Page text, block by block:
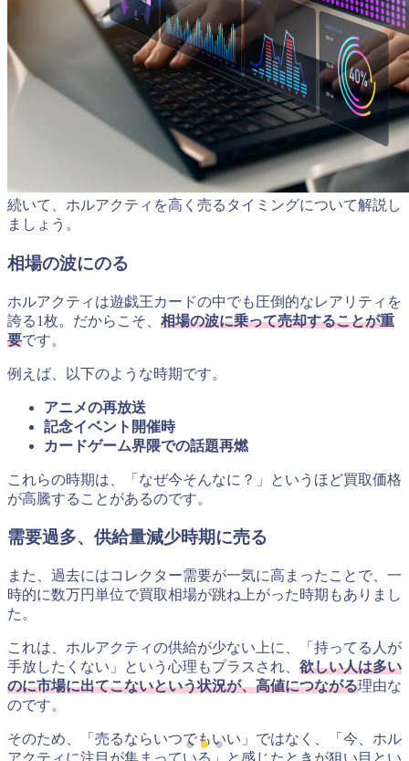
続いて、ホルアクティを高く売るタイミングについて解説し
ましょう。
相場の波にのる
ホルアクティは遊戯王カードの中でも圧倒的なレアリティを
誇る1枚。だからこそ、 相場の波に乗って売却することが重
要です。
例えば、以下のような時期です。
アニメの再放送
記念イベント開催時
カードゲーム界隈での話題再燃
これらの時期は、「なぜ今そんなに？」というほど買取価格
が高騰することがあるのです。
需要過多、供給量減少時期に売る
また、過去にはコレクター需要が一気に高まったことで、一
時的に数万円単位で買取相場が跳ね上がった時期もありまし
た。
これは、ホルアクティの供給が少ない上に、「持ってる人が
手放したくない」という心理もプラスされ、 欲しい人は多い
のに市場に出てこないという状況が、高値につながる理由な
のです。
そのため、「売るならいつでもいい」ではなく、「今、ホル